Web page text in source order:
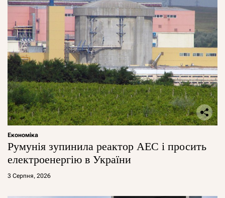
Економіка
Румунія зупинила реактор АЕС і просить
електроенергію в України
3 Серпня, 2026